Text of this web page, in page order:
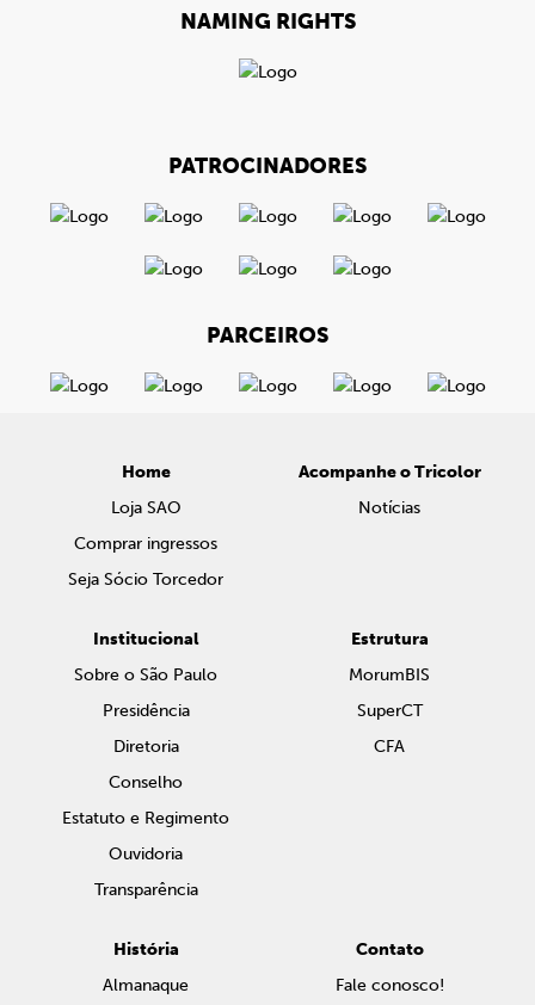
NAMING RIGHTS
PATROCINADORES
PARCEIROS
Home
Loja SAO
Comprar ingressos
Seja Sócio Torcedor
Acompanhe o Tricolor
Notícias
Institucional
Sobre o São Paulo
Presidência
Diretoria
Conselho
Estatuto e Regimento
Ouvidoria
Transparência
Estrutura
MorumBIS
SuperCT
CFA
História
Almanaque
Contato
Fale conosco!